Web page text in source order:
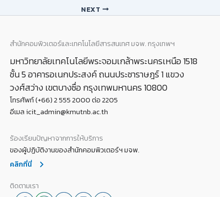
NEXT
สำนักคอมพิวเตอร์และเทคโนโลยีสารสนเทศ มจพ. กรุงเทพฯ
มหาวิทยาลัยเทคโนโลยีพระจอมเกล้าพระนครเหนือ 1518
ชั้น 5 อาคารอเนกประสงค์ ถนนประชาราษฎร์ 1 แขวง
วงศ์สว่าง เขตบางซื่อ กรุงเทพมหานคร 10800
โทรศัพท์ (+66) 2 555 2000 ต่อ 2205
อีเมล icit_admin@kmutnb.ac.th
ร้องเรียนปัญหาจากการให้บริการ
ของผู้ปฏิบัติงานของสำนักคอมพิวเตอร์ฯ มจพ.
คลิกที่นี่
ติดตามเรา